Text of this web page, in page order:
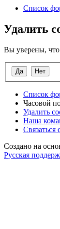
Список
Удалить
Вы уверены, что
Список
Часовой
Удалить
Наша
Связаться
Создано на
Русская